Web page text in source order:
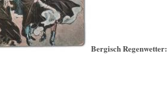
Bergisch Regenwetter: